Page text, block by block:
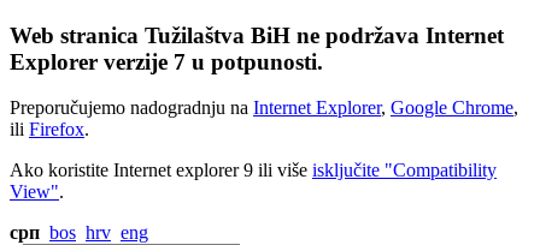
Web stranica Tužilaštva BiH ne podržava Internet
Explorer verzije 7 u potpunosti.
Preporučujemo nadogradnju na Internet Explorer, Google Chrome,
ili Firefox.
Ako koristite Internet explorer 9 ili više isključite "Compatibility
View".
срп bos hrv eng